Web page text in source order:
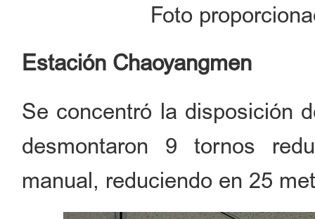
Foto
Estación Chaoyangmen
Se concentró la disposición
desmontaron 9 tornos
manual, reduciendo en 25